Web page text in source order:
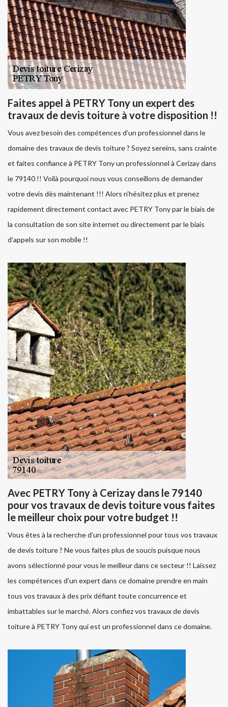
Faites appel à PETRY Tony un expert des
travaux de devis toiture à votre disposition !!
Vous avez besoin des compétences d’un professionnel dans le
domaine des travaux de devis toiture ? Soyez sereins, sans crainte
et faites confiance à PETRY Tony un professionnel à Cerizay dans
le 79140 !! Voilà pourquoi nous vous conseillons de demander
votre devis dès maintenant !!! Alors n’hésitez plus et prenez
rapidement directement contact avec PETRY Tony par le biais de
la consultation de son site internet ou directement par le biais
d’appels sur son mobile !!
Avec PETRY Tony à Cerizay dans le 79140
pour vos travaux de devis toiture vous faites
le meilleur choix pour votre budget !!
Vous êtes à la recherche d’un professionnel pour tous vos travaux
de devis toiture ? Ne vous faites plus de soucis puisque nous
avons sélectionné pour vous le meilleur dans ce secteur !! Laissez
les compétences d’un expert dans ce domaine prendre en main
tous vos travaux à des prix défiant toute concurrence et
imbattables sur le marché. Alors confiez vos travaux de devis
toiture à PETRY Tony qui est un professionnel dans ce domaine.